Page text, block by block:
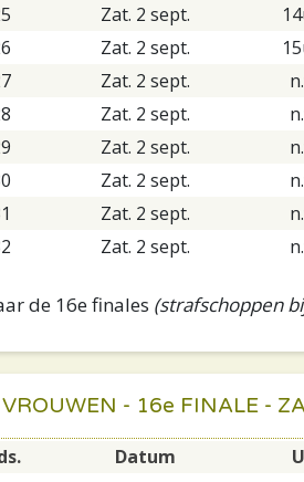
Zat. 2 sept.
Zat. 2 sept.
Zat. 2 sept.
Zat. 2 sept.
Zat. 2 sept.
Zat. 2 sept.
Zat. 2 sept.
Zat. 2 sept.
de 16e finales (strafschoppen
VROUWEN - 16e FINALE -
Datum